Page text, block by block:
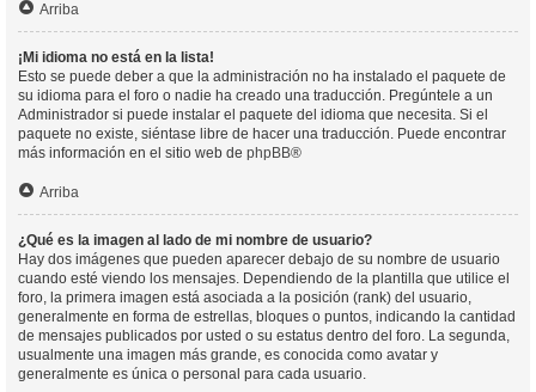
Arriba
¡Mi idioma no está en la lista!
Esto se puede deber a que la administración no ha instalado el paquete de
su idioma para el foro o nadie ha creado una traducción. Pregúntele a un
Administrador si puede instalar el paquete del idioma que necesita. Si el
paquete no existe, siéntase libre de hacer una traducción. Puede encontrar
más información en el sitio web de phpBB®
Arriba
¿Qué es la imagen al lado de mi nombre de usuario?
Hay dos imágenes que pueden aparecer debajo de su nombre de usuario
cuando esté viendo los mensajes. Dependiendo de la plantilla que utilice el
foro, la primera imagen está asociada a la posición (rank) del usuario,
generalmente en forma de estrellas, bloques o puntos, indicando la cantidad
de mensajes publicados por usted o su estatus dentro del foro. La segunda,
usualmente una imagen más grande, es conocida como avatar y
generalmente es única o personal para cada usuario.